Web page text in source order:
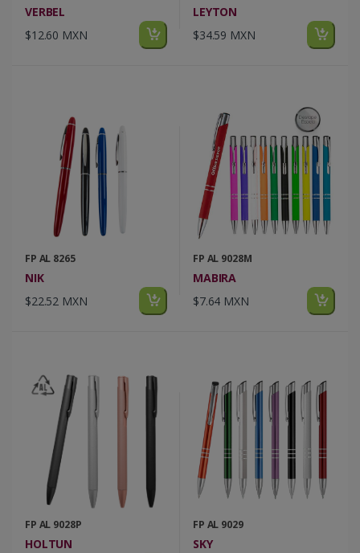
VERBEL
$12.60 MXN
LEYTON
$34.59 MXN
FP AL 8265
NIK
$22.52 MXN
FP AL 9028M
MABIRA
$7.64 MXN
FP AL 9028P
HOLTUN
FP AL 9029
SKY